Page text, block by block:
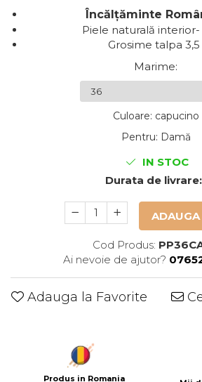
Încălțăminte
Piele naturală
Grosime talpa
Marime:
Culoare: capucino
Pentru: Damă
IN STOC
Durata de livrare:
Cod Produs:
Ai nevoie de ajutor?
Adauga la Favorite
Produs in Romania